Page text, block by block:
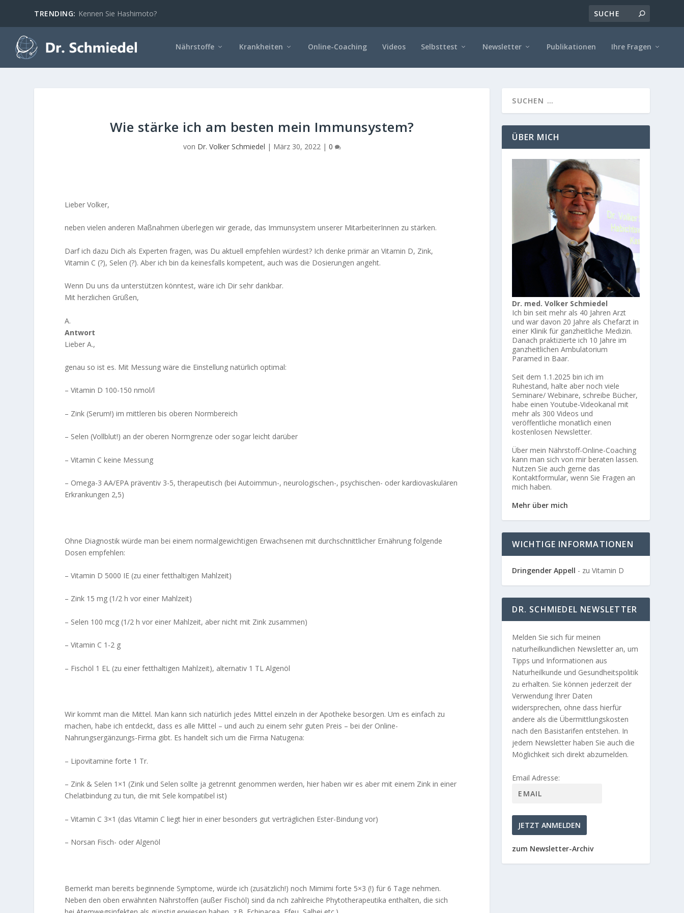
TRENDING: Kennen Sie Hashimoto?
Nährstoffe Krankheiten Online-Coaching Videos Selbsttest Newsletter Publikationen Ihre Fragen
Wie stärke ich am besten mein Immunsystem?
von Dr. Volker Schmiedel | März 30, 2022| 0
Lieber Volker,
neben vielen anderen Maßnahmen überlegen wir gerade, das Immunsystem unserer MitarbeiterInnen zu stärken.
Darf ich dazu Dich als Experten fragen, was Du aktuell empfehlen würdest? Ich denke primär an Vitamin D, Zink,
Vitamin C (?), Selen (?). Aber ich bin da keinesfalls kompetent, auch was die Dosierungen angeht.
Wenn Du uns da unterstützen könntest, wäre ich Dir sehr dankbar.
Mit herzlichen Grüßen,
A.
Antwort
Lieber A.,
genau so ist es. Mit Messung wäre die Einstellung natürlich optimal:
– Vitamin D 100-150 nmol/l
– Zink (Serum!) im mittleren bis oberen Normbereich
– Selen (Vollblut!) an der oberen Normgrenze oder sogar leicht darüber
– Vitamin C keine Messung
– Omega-3 AA/EPA präventiv 3-5, therapeutisch (bei Autoimmun-, neurologischen-, psychischen- oder kardiovaskulären
Erkrankungen 2,5)
Ohne Diagnostik würde man bei einem normalgewichtigen Erwachsenen mit durchschnittlicher Ernährung folgende
Dosen empfehlen:
– Vitamin D 5000 IE (zu einer fetthaltigen Mahlzeit)
– Zink 15 mg (1/2 h vor einer Mahlzeit)
– Selen 100 mcg (1/2 h vor einer Mahlzeit, aber nicht mit Zink zusammen)
– Vitamin C 1-2 g
– Fischöl 1 EL (zu einer fetthaltigen Mahlzeit), alternativ 1 TL Algenöl
Wir kommt man die Mittel. Man kann sich natürlich jedes Mittel einzeln in der Apotheke besorgen. Um es einfach zu
machen, habe ich entdeckt, dass es alle Mittel – und auch zu einem sehr guten Preis – bei der Online-
Nahrungsergänzungs-Firma gibt. Es handelt sich um die Firma Natugena:
– Lipovitamine forte 1 Tr.
– Zink & Selen 1×1 (Zink und Selen sollte ja getrennt genommen werden, hier haben wir es aber mit einem Zink in einer
Chelatbindung zu tun, die mit Sele kompatibel ist)
– Vitamin C 3×1 (das Vitamin C liegt hier in einer besonders gut verträglichen Ester-Bindung vor)
– Norsan Fisch- oder Algenöl
Bemerkt man bereits beginnende Symptome, würde ich (zusätzlich!) noch Mimimi forte 5×3 (!) für 6 Tage nehmen.
Neben den oben erwähnten Nährstoffen (außer Fischöl) sind da nch zahlreiche Phytotherapeutika enthalten, die sich
ÜBER MICH
Dr. med. Volker Schmiedel
Ich bin seit mehr als 40 Jahren Arzt
und war davon 20 Jahre als Chefarzt in
einer Klinik für ganzheitliche Medizin.
Danach praktizierte ich 10 Jahre im
ganzheitlichen Ambulatorium
Paramed in Baar.
Seit dem 1.1.2025 bin ich im
Ruhestand, halte aber noch viele
Seminare/ Webinare, schreibe Bücher,
habe einen Youtube-Videokanal mit
mehr als 300 Videos und
veröffentliche monatlich einen
kostenlosen Newsletter.
Über mein Nährstoff-Online-Coaching
kann man sich von mir beraten lassen.
Nutzen Sie auch gerne das
Kontaktformular, wenn Sie Fragen an
mich haben.
Mehr über mich
WICHTIGE INFORMATIONEN
Dringender Appell - zu Vitamin D
DR. SCHMIEDEL NEWSLETTER
Melden Sie sich für meinen
naturheilkundlichen Newsletter an, um
Tipps und Informationen aus
Naturheilkunde und Gesundheitspolitik
zu erhalten. Sie können jederzeit der
Verwendung Ihrer Daten
widersprechen, ohne dass hierfür
andere als die Übermittlungskosten
nach den Basistarifen entstehen. In
jedem Newsletter haben Sie auch die
Möglichkeit sich direkt abzumelden.
Email Adresse:
zum Newsletter-Archiv